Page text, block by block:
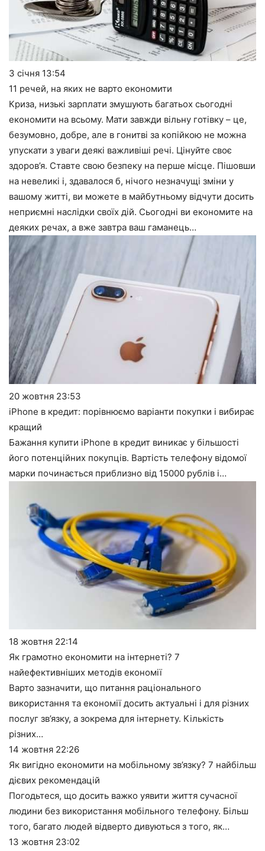
3 січня 13:54
11 речей, на яких не варто економити
Криза, низькі зарплати змушують багатьох сьогодні
економити на всьому. Мати завжди вільну готівку – це,
безумовно, добре, але в гонитві за копійкою не можна
упускати з уваги деякі важливіші речі. Цінуйте своє
здоров’я. Ставте свою безпеку на перше місце. Пішовши
на невеликі і, здавалося б, нічого незначущі зміни у
вашому житті, ви можете в майбутньому відчути досить
неприємні наслідки своїх дій. Сьогодні ви економите на
деяких речах, а вже завтра ваш гаманець…
20 жовтня 23:53
iPhone в кредит: порівнюємо варіанти покупки і вибирає
кращий
Бажання купити iPhone в кредит виникає у більшості
його потенційних покупців. Вартість телефону відомої
марки починається приблизно від 15000 рублів і…
18 жовтня 22:14
Як грамотно економити на інтернеті? 7
найефективніших методів економії
Варто зазначити, що питання раціонального
використання та економії досить актуальні і для різних
послуг зв’язку, а зокрема для інтернету. Кількість
різних…
14 жовтня 22:26
Як вигідно економити на мобільному зв’язку? 7 найбільш
дієвих рекомендацій
Погодьтеся, що досить важко уявити життя сучасної
людини без використання мобільного телефону. Більш
того, багато людей відверто дивуються з того, як…
13 жовтня 23:02